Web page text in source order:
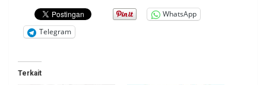
WhatsApp
Telegram
Terkait